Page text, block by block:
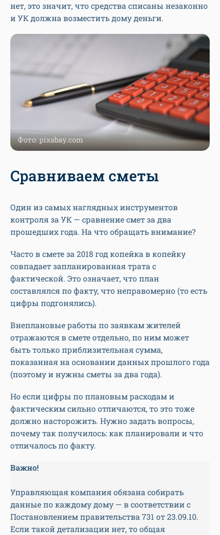
нет, это значит, что средства списаны незаконно
и УК должна возместить дому деньги.
Фото: pixabay.com
Сравниваем сметы
Один из самых наглядных инструментов
контроля за УК — сравнение смет за два
прошедших года. На что обращать внимание?
Часто в смете за 2018 год копейка в копейку
совпадает запланированная трата с
фактической. Это означает, что план
составлялся по факту, что неправомерно (то есть
цифры подгонялись).
Внеплановые работы по заявкам жителей
отражаются в смете отдельно, по ним может
быть только приблизительная сумма,
показанная на основании данных прошлого года
(поэтому и нужны сметы за два года).
Но если цифры по плановым расходам и
фактическим сильно отличаются, то это тоже
должно насторожить. Нужно задать вопросы,
почему так получилось: как планировали и что
отличалось по факту.
Важно!
Управляющая компания обязана собирать
данные по каждому дому — в соответствии с
Постановлением правительства 731 от 23.09.10.
Если такой детализации нет, то общая